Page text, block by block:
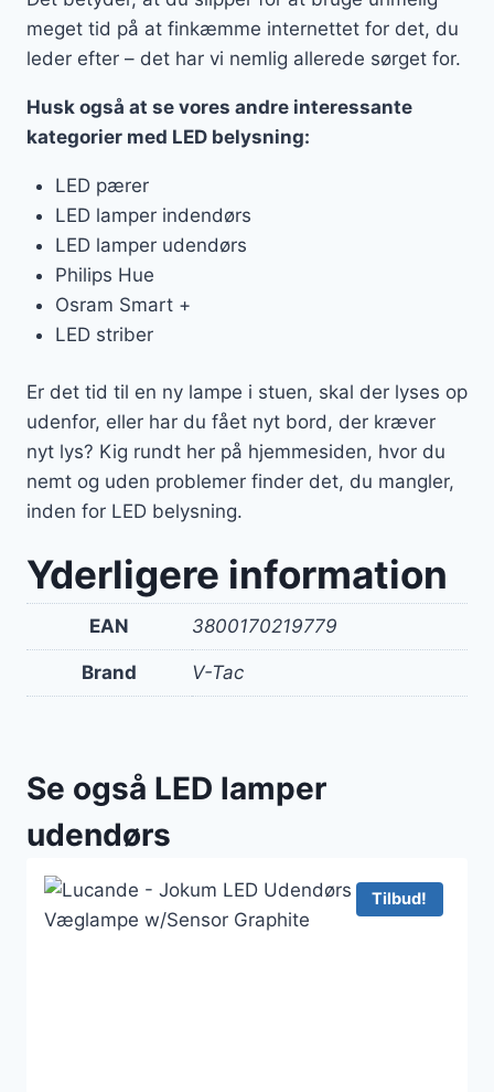
meget tid på at finkæmme internettet for det, du
leder efter – det har vi nemlig allerede sørget for.
Husk også at se vores andre interessante
kategorier med LED belysning:
LED pærer
LED lamper indendørs
LED lamper udendørs
Philips Hue
Osram Smart +
LED striber
Er det tid til en ny lampe i stuen, skal der lyses op
udenfor, eller har du fået nyt bord, der kræver
nyt lys? Kig rundt her på hjemmesiden, hvor du
nemt og uden problemer finder det, du mangler,
inden for LED belysning.
Yderligere information
EAN 3800170219779
Brand V-Tac
Se også LED lamper
udendørs
Tilbud!